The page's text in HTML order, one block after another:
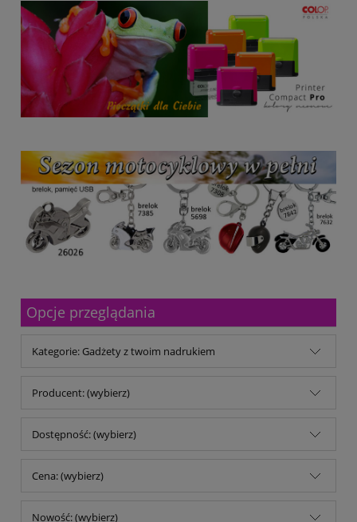
Antalis
Avery-Zweckform
Black Point
Canon
Coloris
Denix
drekker
Emeko
Fol-Plast
Fruit Of The Loom
Fruit Of The Loom
Glasmark
Grand
Heri
Malfini
Michalczyk & Prokop
Mitsubishi Company
MM Kwidzyń Sp. z o.o.
Mondi
No name
Panta Plast
pqi
Opcje przeglądania
Kategorie: Gadżety z twoim nadrukiem
Producent: (wybierz)
Dostępność: (wybierz)
Cena: (wybierz)
Nowość: (wybierz)